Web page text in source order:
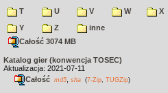
T
U V W
X
Y
Z
inne
Całość 3074 MB
Katalog gier (konwencja TOSEC)
Aktualizacja: 2021-07-11
Całość md5 sha (7-Zip TUGZip)